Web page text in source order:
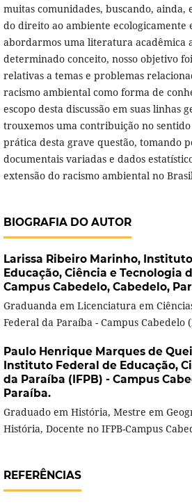
muitas comunidades, buscando,
do direito ao ambiente ecologicamente
abordarmos uma literatura acadêmica
determinado conceito, nosso objetivo
relativas a temas e problemas
racismo ambiental como forma de
escopo desta discussão em suas linhas
trouxemos uma contribuição no
prática desta grave questão, tomando
documentais variadas e dados
extensão do racismo ambiental no
BIOGRAFIA DO AUTOR
Larissa Ribeiro Marinho,
Educação, Ciência e Tecnologia
Campus Cabedelo, Cabedelo,
Graduanda em Licenciatura em
Federal da Paraíba - Campus Cabedelo
Paulo Henrique Marques de
Instituto Federal de Educação,
da Paraíba (IFPB) - Campus
Paraíba.
Graduado em História, Mestre em
História, Docente no IFPB-Campus
REFERÊNCIAS